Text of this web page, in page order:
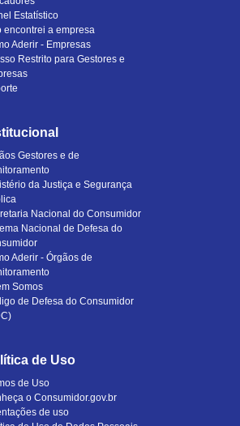
Estatístico
encontrei a empresa
Aderir - Empresas
Restrito para Gestores e
Gestores e de
da Justiça e Segurança
Nacional do Consumidor
Nacional de Defesa do
Aderir - Órgãos de
Somos
de Defesa do Consumidor
de Uso
de Uso
o Consumidor.gov.br
de uso